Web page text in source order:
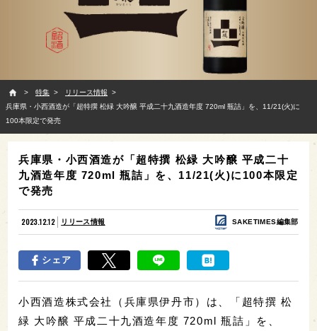
特集
リリース情報
兵庫県・小西酒造が「超特撰 松緑 大吟醸 平成二十九酒造年度 720ml 瓶詰」を、11/21(火)に
100本限定で発売
兵庫県・小西酒造が「超特撰 松緑 大吟醸 平成二十
九酒造年度 720ml 瓶詰」を、11/21(火)に100本限定
で発売
2023.12.12 リリース情報 SAKETIMES編集部
シェア
小西酒造株式会社（兵庫県伊丹市）は、「超特撰 松
緑 大吟醸 平成二十九酒造年度 720ml 瓶詰」を、